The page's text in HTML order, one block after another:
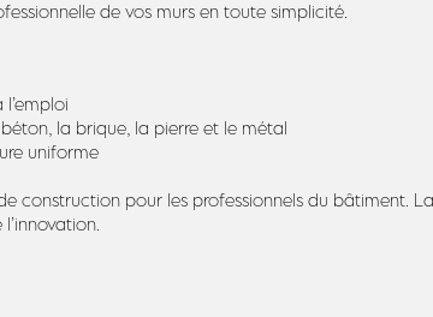
de vos murs en toute simplicité.
la brique, la pierre et le métal
uniforme
construction pour les professionnels du bâtiment.